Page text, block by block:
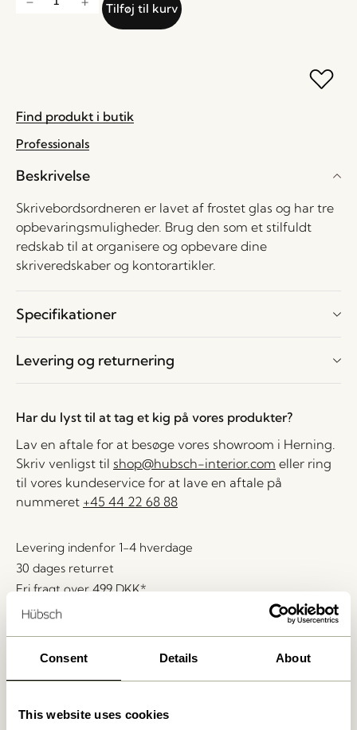
Consent Details About
This website uses cookies
Tilføj til kurv
Find produkt i butik
Professionals
Beskrivelse
Skrivebordsordneren er lavet af frostet glas og har tre
opbevaringsmuligheder. Brug den som et stilfuldt
redskab til at organisere og opbevare dine
skriveredskaber og kontorartikler.
Specifikationer
Levering og returnering
Har du lyst til at tag et kig på vores produkter?
Lav en aftale for at besøge vores showroom i Herning.
Skriv venligst til shop@hubsch-interior.com eller ring
til vores kundeservice for at lave en aftale på
nummeret +45 44 22 68 88
Levering indenfor 1-4 hverdage
30 dages returret
Fri fragt over499 DKK*
Relaterede varer